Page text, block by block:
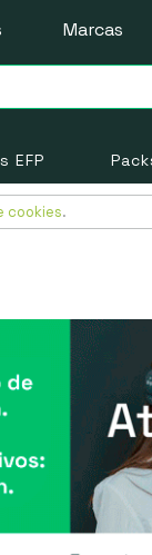
Marcas
EFP
cookies.